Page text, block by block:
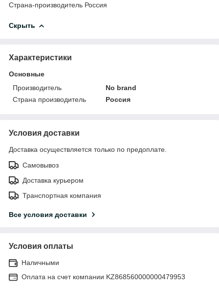
Страна-производитель Россия
Скрыть
Характеристики
Основные
Производитель
No brand
Страна производитель
Россия
Условия доставки
Доставка осуществляется только по предоплате.
Самовывоз
Доставка курьером
Транспортная компания
Все условия доставки
Условия оплаты
Наличными
Оплата на счет компании KZ868560000000479953